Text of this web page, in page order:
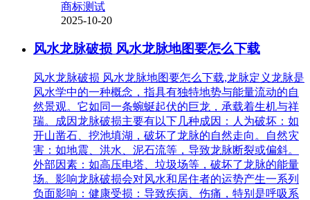
商标测试
2025-10-20
风水龙脉破损 风水龙脉地图要怎么下载
风水龙脉破损 风水龙脉地图要怎么下载,龙脉定义龙脉是
风水学中的一种概念，指具有独特地势与能量流动的自
然景观。它如同一条蜿蜒起伏的巨龙，承载着生机与祥
瑞。成因龙脉破损主要有以下几种成因：人为破坏：如
开山凿石、挖池填湖，破坏了龙脉的自然走向。自然灾
害：如地震、洪水、泥石流等，导致龙脉断裂或偏斜。
外部因素：如高压电塔、垃圾场等，破坏了龙脉的能量
场。影响龙脉破损会对风水和居住者的运势产生一系列
负面影响：健康受损：导致疾病、伤痛，特别是呼吸系